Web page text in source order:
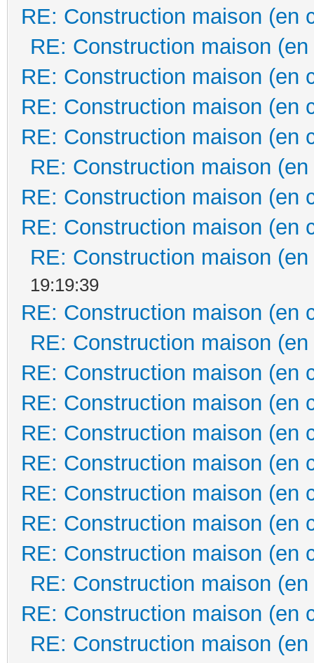
RE: Construction maison (en
RE: Construction maison
RE: Construction maison (en
RE: Construction maison (en
RE: Construction maison (en
RE: Construction maison
RE: Construction maison (en
RE: Construction maison (en
RE: Construction maison
19:19:39
RE: Construction maison (en
RE: Construction maison
RE: Construction maison (en
RE: Construction maison (en
RE: Construction maison (en
RE: Construction maison (en
RE: Construction maison (en
RE: Construction maison (en
RE: Construction maison (en
RE: Construction maison
RE: Construction maison (en
RE: Construction maison